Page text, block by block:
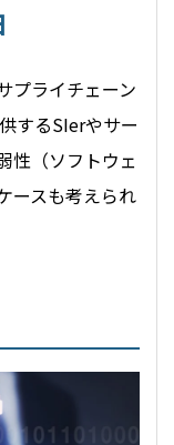
プライチェーン
するSIerやサー
性（ソフトウェ
ースも考えられ